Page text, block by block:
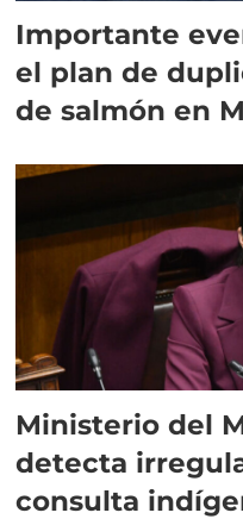
Importante
el plan de
de salmón en
Ministerio del
detecta
consulta